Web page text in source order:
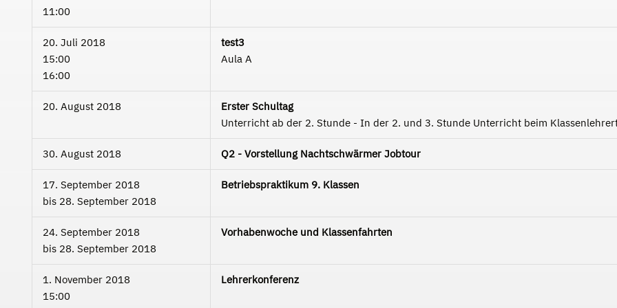
11:00
20. Juli 2018
15:00
16:00
test3
Aula A
20. August 2018
Erster Schultag
Unterricht ab der 2. Stunde - In der 2. und 3. Stunde Unterricht beim
30. August 2018 Q2 - Vorstellung Nachtschwärmer Jobtour
17. September 2018
bis 28. September 2018
Betriebspraktikum 9. Klassen
24. September 2018
bis 28. September 2018
Vorhabenwoche und Klassenfahrten
1. November 2018
15:00
Lehrerkonferenz